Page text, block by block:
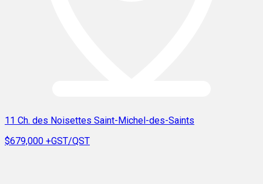
11 Ch. des Noisettes Saint-Michel-des-Saints
$679,000 +GST/QST